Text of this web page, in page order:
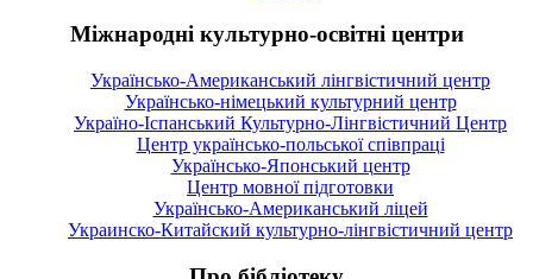
Міжнародні культурно-освітні центри
Українсько-Американський лінгвістичний центр
Українсько-німецький культурний центр
Україно-Іспанський Культурно-Лінгвістичний Центр
Центр українсько-польської співпраці
Українсько-Японський центр
Центр мовної підготовки
Українсько-Американський ліцей
Украинско-Китайский культурно-лінгвістичний центр